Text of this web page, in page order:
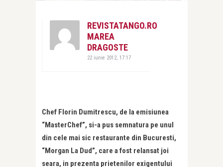
REVISTATANGO.RO
MAREA
DRAGOSTE
22 iunie 2012, 17:17
Chef Florin Dumitrescu, de la emisiunea
“MasterChef”, si-a pus semnatura pe unul
din cele mai sic restaurante din Bucuresti,
“Morgan La Dud”, care a fost relansat joi
seara, in prezenta prietenilor exigentului